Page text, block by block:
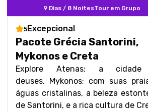
9 Dias / 8 NoitesTour em Grupo
5Excepcional
Pacote Grécia Santorini,
Mykonos e Creta
Explore Atenas; a cidade
deuses, Mykonos; com suas
águas cristalinas, a beleza
de Santorini, e a rica cultura de